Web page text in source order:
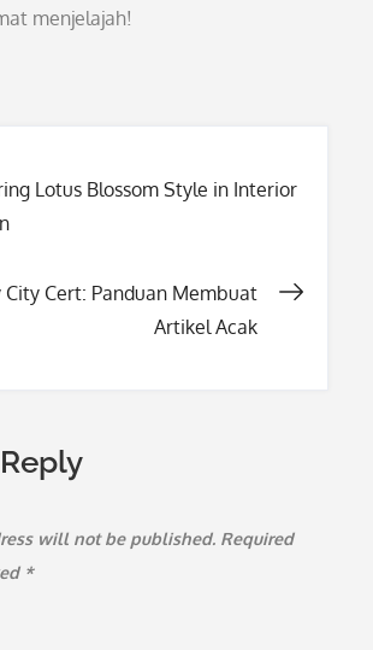
menjelajah!
Lotus Blossom Style in Interior
City Cert: Panduan Membuat
Artikel Acak
will not be published. Required
*